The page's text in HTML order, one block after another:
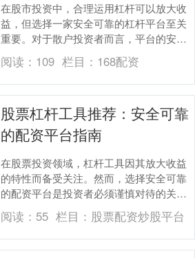
在股市投资中，合理运用杠杆可以放大收
益，但选择一家安全可靠的杠杆平台至关
重要。对于散户投资者而言，平台的安全
性、利息成本、门槛设置等因素直接影响
投资体验和资金安....
阅读： 109 栏目： 168配资
股票杠杆工具推荐：安全可靠
的配资平台指南
在股票投资领域，杠杆工具因其放大收益
的特性而备受关注。然而，选择安全可靠
的配资平台是投资者必须谨慎对待的关键
环节。本文将为您推荐几款经过市场验证
的股票杠杆工具，....
阅读： 55 栏目： 股票配资炒股平台